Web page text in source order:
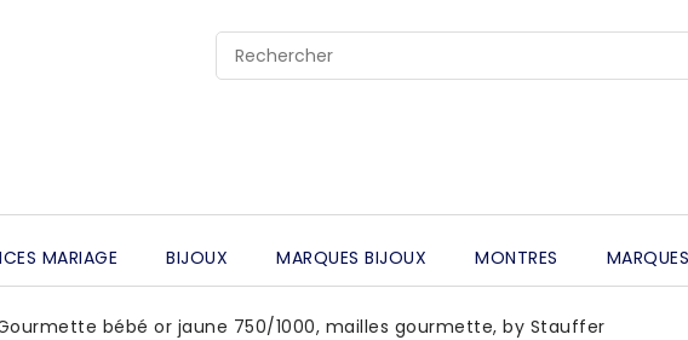
MARIAGE BIJOUX MARQUES BIJOUX MONTRES
bébé or jaune 750/1000, mailles gourmette, by Stauffer